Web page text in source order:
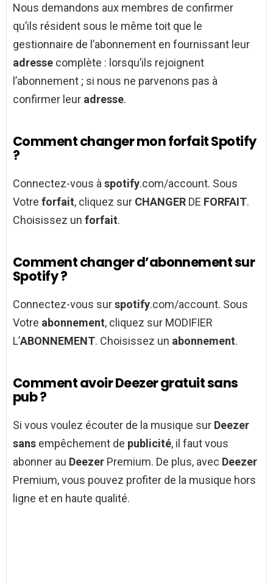
Nous demandons aux membres de confirmer
qu’ils résident sous le même toit que le
gestionnaire de l’abonnement en fournissant leur
adresse complète : lorsqu’ils rejoignent
l’abonnement ; si nous ne parvenons pas à
confirmer leur adresse.
Comment changer mon forfait Spotify
?
Connectez-vous à spotify.com/account. Sous
Votre forfait, cliquez sur CHANGER DE FORFAIT.
Choisissez un forfait.
Comment changer d’abonnement sur
Spotify ?
Connectez-vous surspotify.com/account. Sous
Votre abonnement, cliquez sur MODIFIER
L’ABONNEMENT. Choisissez un abonnement.
Comment avoir Deezer gratuit sans
pub ?
Si vous voulez écouter de la musique sur Deezer
sans empêchement de publicité, il faut vous
abonner au Deezer Premium. De plus, avec Deezer
Premium, vous pouvez profiter de la musique hors
ligne et en haute qualité.